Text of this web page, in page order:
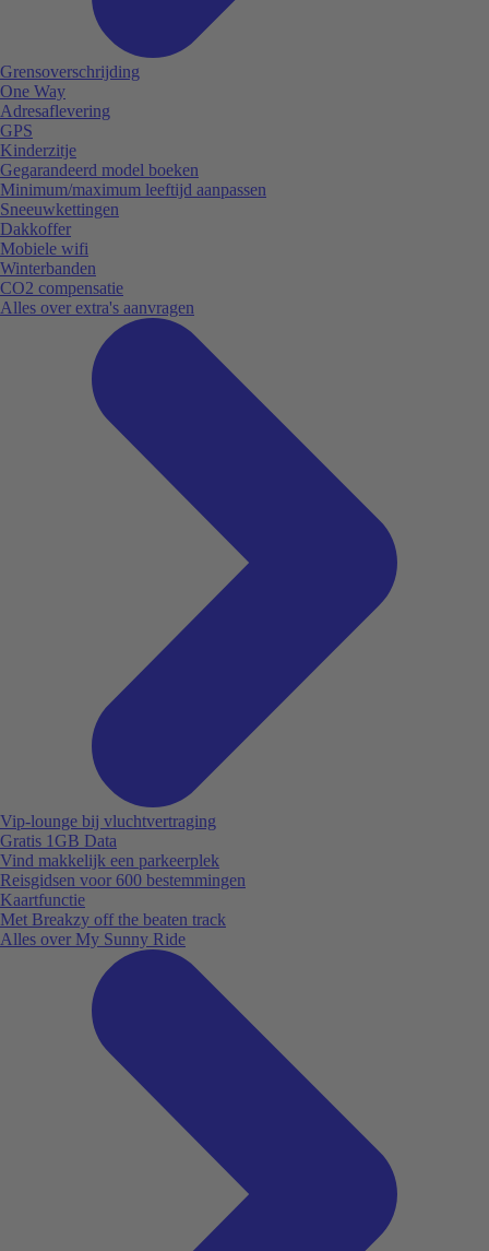
Grensoverschrijding
One Way
Adresaflevering
GPS
Kinderzitje
Gegarandeerd model boeken
Minimum/maximum leeftijd aanpassen
Sneeuwkettingen
Dakkoffer
Mobiele wifi
Winterbanden
CO2 compensatie
Alles over extra's aanvragen
Vip-lounge bij vluchtvertraging
Gratis 1GB Data
Vind makkelijk een parkeerplek
Reisgidsen voor 600 bestemmingen
Kaartfunctie
Met Breakzy off the beaten track
Alles over My Sunny Ride